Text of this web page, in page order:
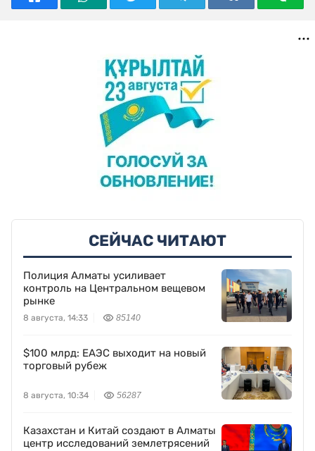
СЕЙЧАС ЧИТАЮТ
Полиция Алматы усиливает
контроль на Центральном вещевом
рынке
8 августа, 14:33 85140
$100 млрд: ЕАЭС выходит на новый
торговый рубеж
8 августа, 10:34 56287
Казахстан и Китай создают в Алматы
центр исследований землетрясений